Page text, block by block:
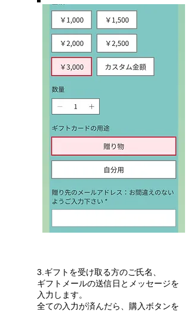
3.ギフトを受け取る方のご氏名、
ギフトメールの送信日とメッセージを
入力します。
全ての入力が済んだら、購入ボタンを